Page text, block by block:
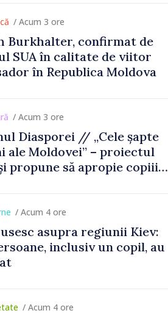
/ Acum 3 ore
Burkhalter, confirmat de
SUA în calitate de viitor
în Republica Moldova
/ Acum 3 ore
Diasporei // „Cele șapte
ale Moldovei” – proiectul
propune să apropie copiii
/ Acum 4 ore
asupra regiunii Kiev:
inclusiv un copil, au
/ Acum 4 ore